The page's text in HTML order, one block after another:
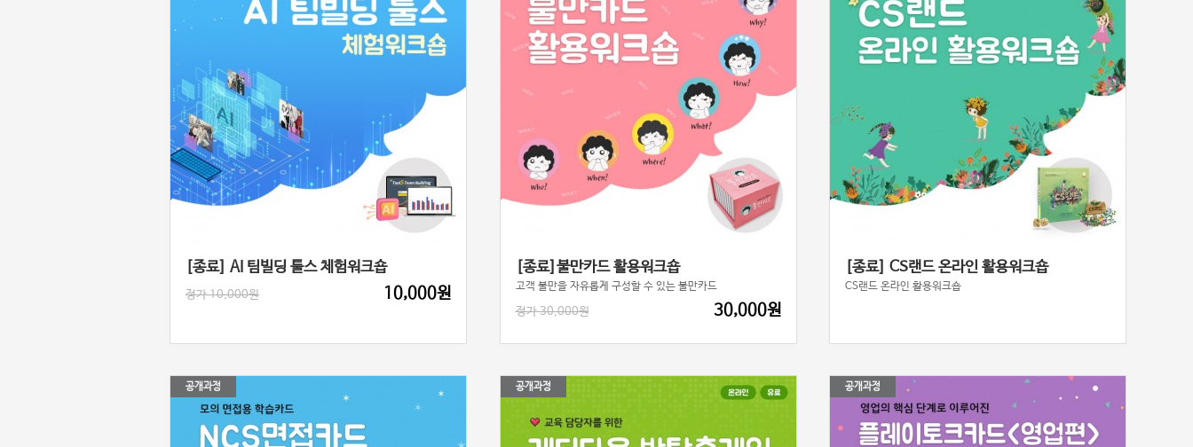
[종료] AI 팀빌딩 툴스 체험워크숍
정가 10,000원 10,000원
[종료]불만카드 활용워크숍
고객 불만을 자유롭게 구성할 수 있는 불만카드
정가 30,000원 30,000원
[종료] CS랜드 온라인 활용워크숍
CS랜드 온라인 활용워크숍
공개과정 공개과정 공개과정